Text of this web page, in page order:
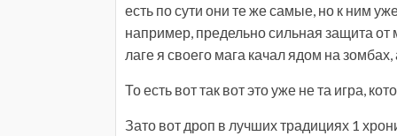
есть по сути они те же самые, но к ним
например, предельно сильная защита от
лаге я своего мага качал ядом на
То есть вот так вот это уже не та игра,
Зато вот дроп в лучших традициях 1